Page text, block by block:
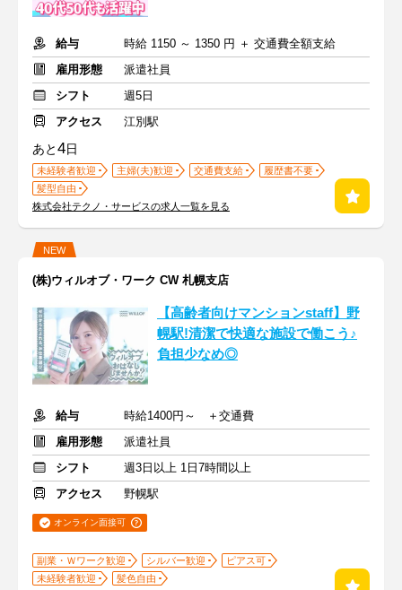
給与
時給 1150 ～ 1350 円 ＋ 交通費全額支給
雇用形態
派遣社員
シフト
週5日
アクセス
江別駅
あと4日
未経験者歓迎 主婦(夫)歓迎 交通費支給
履歴書不要
髪型自由
株式会社テクノ・サービスの求人一覧を見る
NEW
(株)ウィルオブ・ワーク CW 札幌支店
【高齢者向けマンションstaff】野
幌駅!清潔で快適な施設で働こう♪
負担少なめ◎
給与
時給1400円～ ＋交通費
雇用形態
派遣社員
シフト
週3日以上 1日7時間以上
アクセス
野幌駅
オンライン面接可
副業・Ｗワーク歓迎 シルバー歓迎
ピアス可
未経験者歓迎
髪色自由